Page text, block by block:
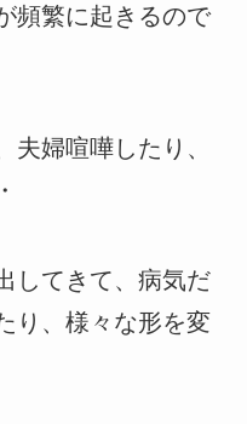
頻繁に起きるので
夫婦喧嘩したり、
してきて、病気だ
り、様々な形を変